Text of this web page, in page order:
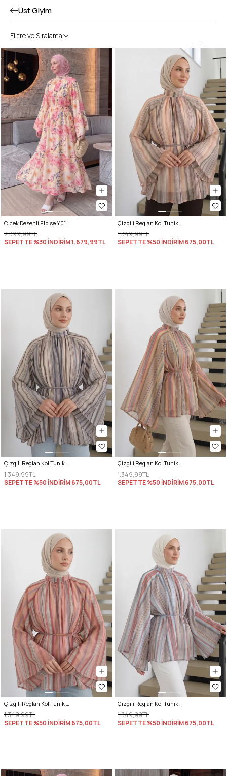
Üst Giyim
Filtre ve Sıralama
Çiçek Desenli Elbise Y0165 - PUDRA
2.399,99TL
SEPETTE %30 İNDİRİM1.679,99TL
Çizgili Reglan Kol Tunik 260203 - HAKİ
1.349,99TL
SEPETTE %50 İNDİRİM675,00TL
Çizgili Reglan Kol Tunik 260203 - LACİVERT
1.349,99TL
SEPETTE %50 İNDİRİM675,00TL
Çizgili Reglan Kol Tunik 260203 - SARI
1.349,99TL
SEPETTE %50 İNDİRİM675,00TL
Çizgili Reglan Kol Tunik 260203 - NAR ÇİÇEĞİ
1.349,99TL
SEPETTE %50 İNDİRİM675,00TL
Çizgili Reglan Kol Tunik 260203 - MAVİ
1.349,99TL
SEPETTE %50 İNDİRİM675,00TL